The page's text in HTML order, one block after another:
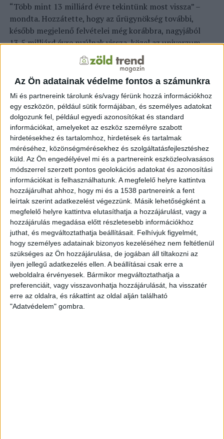
Az Ön adatainak védelme fontos a számunkra
Mi és partnereink tárolunk és/vagy férünk hozzá információkhoz
egy eszközön, például sütik formájában, és személyes adatokat
dolgozunk fel, például egyedi azonosítókat és standard
információkat, amelyeket az eszköz személyre szabott
hirdetésekhez és tartalomhoz, hirdetések és tartalmak
méréséhez, közönségmérésekhez és szolgáltatásfejlesztéshez
küld. Az Ön engedélyével mi és a partnereink eszközleolvasásos
módszerrel szerzett pontos geolokációs adatokat és azonosítási
információkat is felhasználhatunk. A megfelelő helyre kattintva
hozzájárulhat ahhoz, hogy mi és a 1538 partnereink a fent
leírtak szerint adatkezelést végezzünk. Másik lehetőségként a
megfelelő helyre kattintva elutasíthatja a hozzájárulást, vagy a
hozzájárulás megadása előtt részletesebb információkhoz
juthat, és megváltoztathatja beállításait. Felhívjuk figyelmét,
hogy személyes adatainak bizonyos kezeléséhez nem feltétlenül
szükséges az Ön hozzájárulása, de jogában áll tiltakozni az
ilyen jellegű adatkezelés ellen. A beállításai csak erre a
weboldalra érvényesek. Bármikor megváltoztathatja a
preferenciáit, vagy visszavonhatja hozzájárulását, ha visszatér
erre az oldalra, és rákattint az oldal alján található
"Adatvédelem" gombra.
“Több mint 13 milliárd évre tekintünk most vissza” –
mondta. Hozzátette, hogy az űrügynökség további,
később megjelenő felvételei még korábbra, nagyjából
13,5 milliárd évre nyúlnak vissza, közel az univerzum
becsült kezdőpontjához. “Szinte a kezdetekig
visszamegyünk” – magyarázta. Az első képet
előzetesként tették közzé a JWST több nagy felbontású
színes képének bemutatása előtt. Köztük lesz “az
univerzumról valaha készült legmélyebb felvétel” is
Nelson szerint. Szakértők szerint a három évtizede
készülő és tavaly elindított teleszkóp
forradalmasíthatja a kozmoszról alkotott ismereteinket
azáltal, hogy részletes infravörös képeket készít az
univerzumról. A tízmilliárd dolláros teleszkóp képes
bepillantani az exobolygók légkörébe és megfigyelni az
univerzum néhány legrégebbi galaxisát, mivel lencsék,
szűrők és prizmák rendszerét használja az emberi szem
számára láthatatlan infravörös spektrum jeleinek
észlelésére.